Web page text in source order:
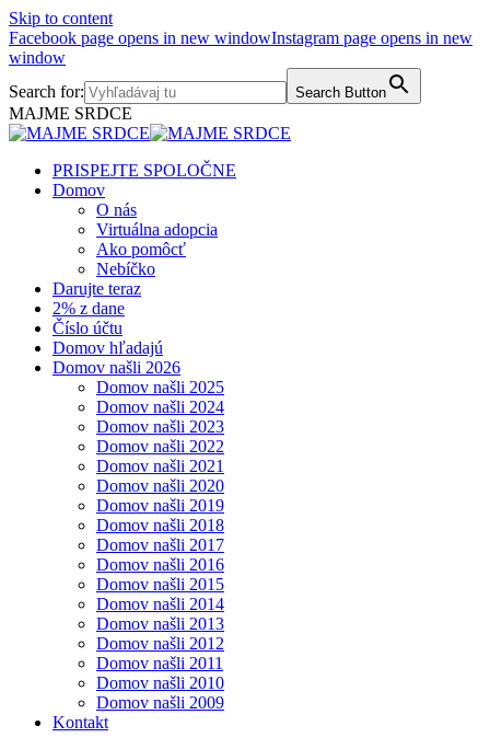
Skip to content
Facebook page opens in new windowInstagram page opens in new
window
Search for:
Search Button
MAJME SRDCE
PRISPEJTE SPOLOČNE
Domov
O nás
Virtuálna adopcia
Ako pomôcť
Nebíčko
Darujte teraz
2% z dane
Číslo účtu
Domov hľadajú
Domov našli 2026
Domov našli 2025
Domov našli 2024
Domov našli 2023
Domov našli 2022
Domov našli 2021
Domov našli 2020
Domov našli 2019
Domov našli 2018
Domov našli 2017
Domov našli 2016
Domov našli 2015
Domov našli 2014
Domov našli 2013
Domov našli 2012
Domov našli 2011
Domov našli 2010
Domov našli 2009
Kontakt